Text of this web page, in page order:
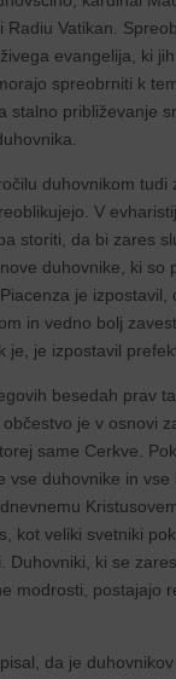
Vatikan.
evangelija, ki
spreobrniti k
stalno približevanje
duhovnikom
V
storiti, da bi zares
duhovnike, ki
je
in vedno bolj
je, je izpostavil
besedah prav
je v osnovi
same Cerkve.
vse duhovnike in
kot veliki svetniki
Duhovniki, ki se
modrosti, postajajo
da je